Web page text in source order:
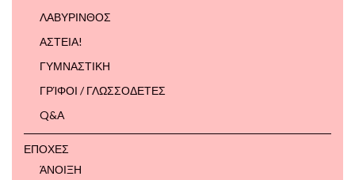
ΛΑΒΥΡΙΝΘΟΣ
ΑΣΤΕΙΑ!
ΓΥΜΝΑΣΤΙΚΗ
ΓΡΊΦΟΙ / ΓΛΩΣΣΟΔΕΤΕΣ
Q&A
ΕΠΟΧΕΣ
ΆΝΟΙΞΗ